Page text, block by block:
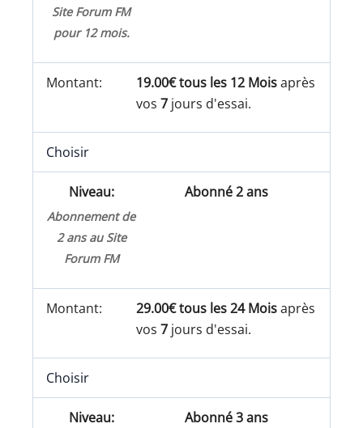
Site Forum FM
pour 12 mois.
19.00€ tous les 12 Moisaprès
vos7 jours d'essai.
Choisir
Abonné 2 ans
Abonnement de
2 ans au Site
Forum FM
29.00€ tous les 24 Moisaprès
vos7 jours d'essai.
Choisir
Abonné 3 ans